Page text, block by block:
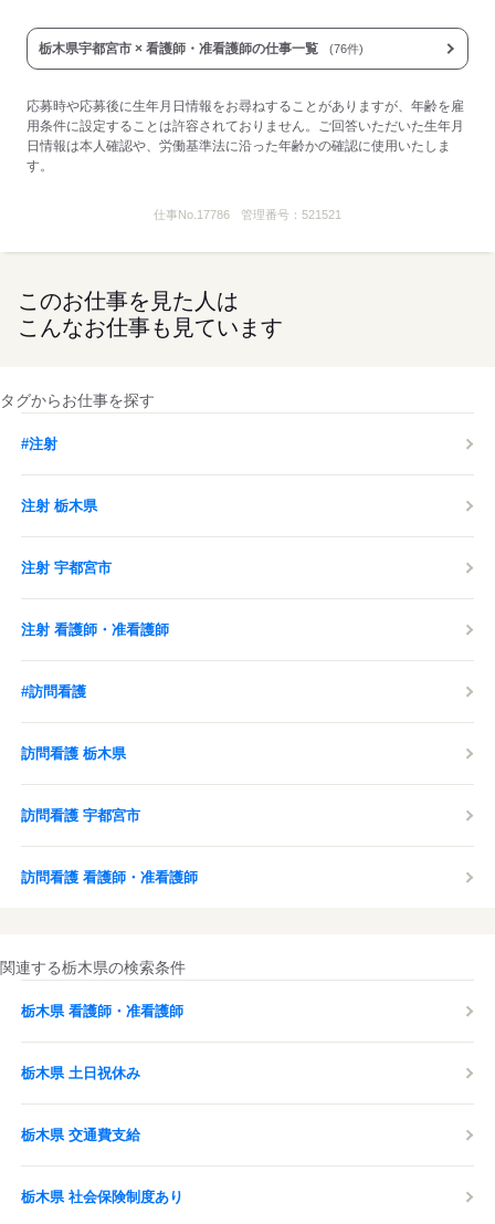
栃木県宇都宮市 × 看護師・准看護師の仕事一覧 (76件)
応募時や応募後に生年月日情報をお尋ねすることがありますが、年齢を雇
用条件に設定することは許容されておりません。ご回答いただいた生年月
日情報は本人確認や、労働基準法に沿った年齢かの確認に使用いたしま
す。
仕事No. 17786 管理番号： 521521
このお仕事を見た人は
こんなお仕事も見ています
タグからお仕事を探す
#注射
注射 栃木県
注射 宇都宮市
注射 看護師・准看護師
#訪問看護
訪問看護 栃木県
訪問看護 宇都宮市
訪問看護 看護師・准看護師
関連する栃木県の検索条件
栃木県 看護師・准看護師
栃木県 土日祝休み
栃木県 交通費支給
栃木県 社会保険制度あり